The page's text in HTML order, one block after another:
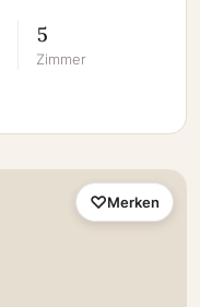
5
Zimmer
Merken